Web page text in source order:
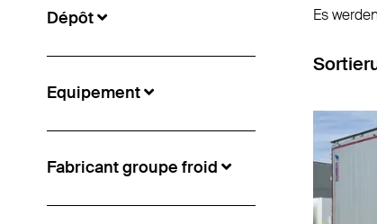
Dépôt
Equipement
Fabricant groupe froid
Es